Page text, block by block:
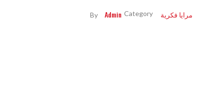
By Admin مرايا فكرية